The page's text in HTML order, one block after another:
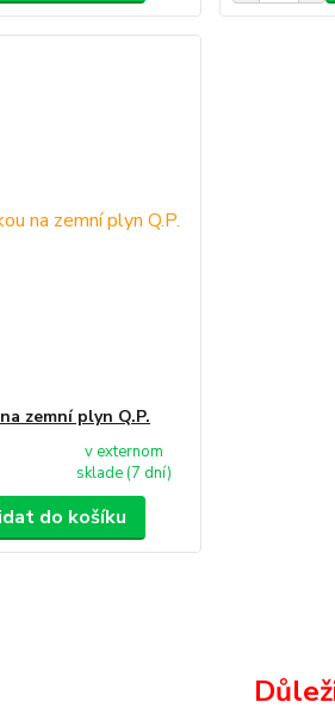
zemní plyn Q.P.
v externom
sklade (7 dní)
do košíku